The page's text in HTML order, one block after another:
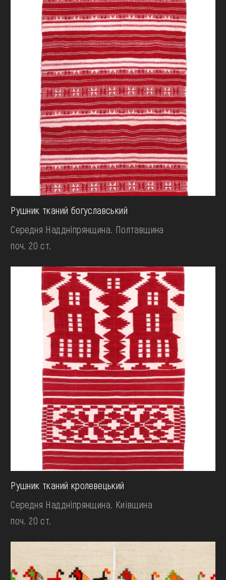
Рушник тканий богуславський
Середня Наддніпрянщина. Полтавщина
поч. 20 ст.
Рушник тканий кролевецький
Середня Наддніпрянщина. Київщина
поч. 20 ст.